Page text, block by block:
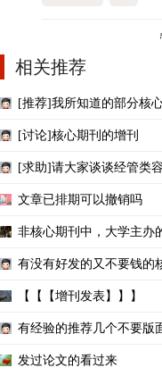
相关推荐
[推荐]我所知道的部分核
[讨论]核心期刊的增刊
[求助]请大家谈谈经管类
文章已排期可以撤销吗
非核心期刊中，大学主办
有没有好发的又不要钱的
【【【增刊发表】】】
有经验的推荐几个不要版
发过论文的看过来